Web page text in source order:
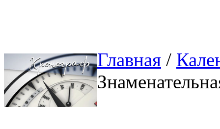
Главная /